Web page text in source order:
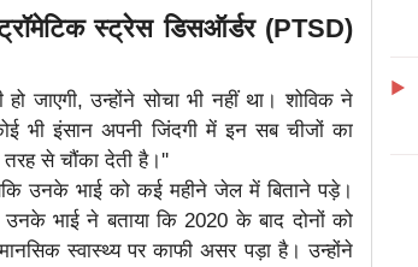
स्ट्रेस डिसऑर्डर (PTSD)
जाएगी, उन्होंने सोचा भी नहीं था। शोविक ने
भी इंसान अपनी जिंदगी में इन सब चीजों का
तरह से चौंका देती है।''
उनके भाई को कई महीने जेल में बिताने पड़े।
भाई ने बताया कि 2020 के बाद दोनों को
स्वास्थ्य पर काफी असर पड़ा है। उन्होंने